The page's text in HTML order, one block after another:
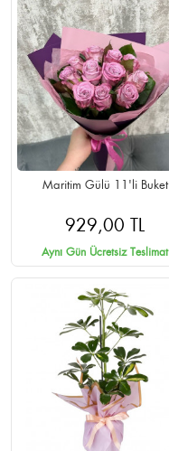
Maritim Gülü 11'li Buket
929,00 TL
Aynı Gün Ücretsiz Teslimat